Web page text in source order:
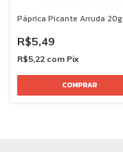
Páprica Picante Arruda 20g
R$5,49
R$5,22 com Pix